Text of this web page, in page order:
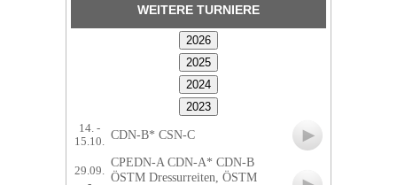
WEITERE TURNIERE
14. -
15.10. CDN-B* CSN-C
29.09.
CPEDN-A CDN-A* CDN-B
ÖSTM Dressurreiten, ÖSTM